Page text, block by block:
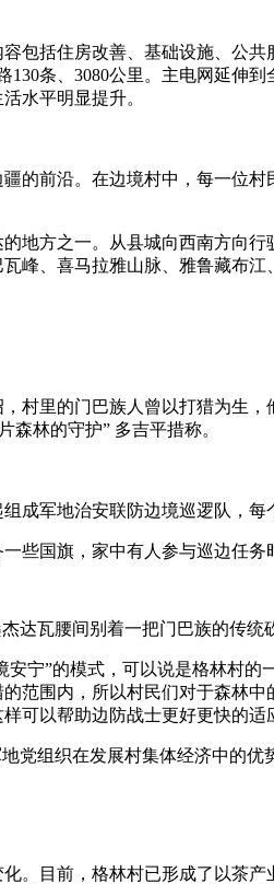
括住房改善、基础设施、公共
条、3080公里。主电网延伸
水平明显提升。
前沿。在边境村中，每一位村
方之一。从县城向西南方向行
峰、喜马拉雅山脉、雅鲁藏布
里的门巴族人曾以打猎为生，
森林的守护” 多吉平措称。
军地治安联防边境巡逻队，每
国旗，家中有人参与巡边任务
瓦腰间别着一把门巴族的传统
”的模式，可以说是格林村的
围内，所以村民们对于森林
可以帮助边防战士更好更快的适
组织在发展村集体经济中的优
目前，格林村已形成了以茶产